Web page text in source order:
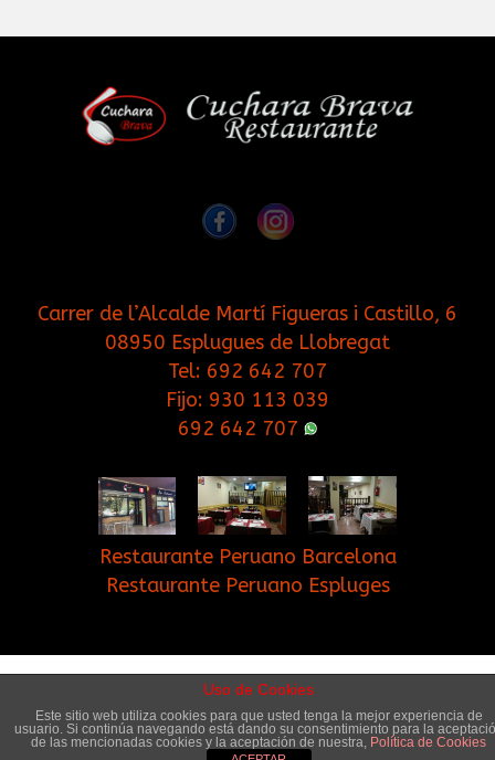
Carrer de l’Alcalde Martí Figueras i Castillo, 6
08950 Esplugues de Llobregat
Tel: 692 642 707
Fijo: 930 113 039
692 642 707
Restaurante Peruano Barcelona
Restaurante Peruano Espluges
Contacto Blog
© Copyright 2017. Cuchara Brava Restaurante.
Uso de Cookies
Este sitio web utiliza cookies para que usted tenga la mejor experiencia de
usuario. Si continúa navegando está dando su consentimiento para la
de las mencionadas cookies y la aceptación de nuestra, Política de Cookies